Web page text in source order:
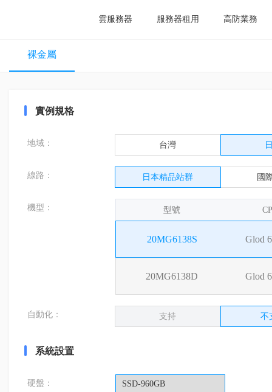
雲服務器 服務器租用 高防業務
裸金屬
實例規格
地域： 台灣
線路： 日本精品站群 國
機型： 型號
20MG6138S Glod
20MG6138D Glod
自動化： 支持 不
系統設置
硬盤： SSD-960GB